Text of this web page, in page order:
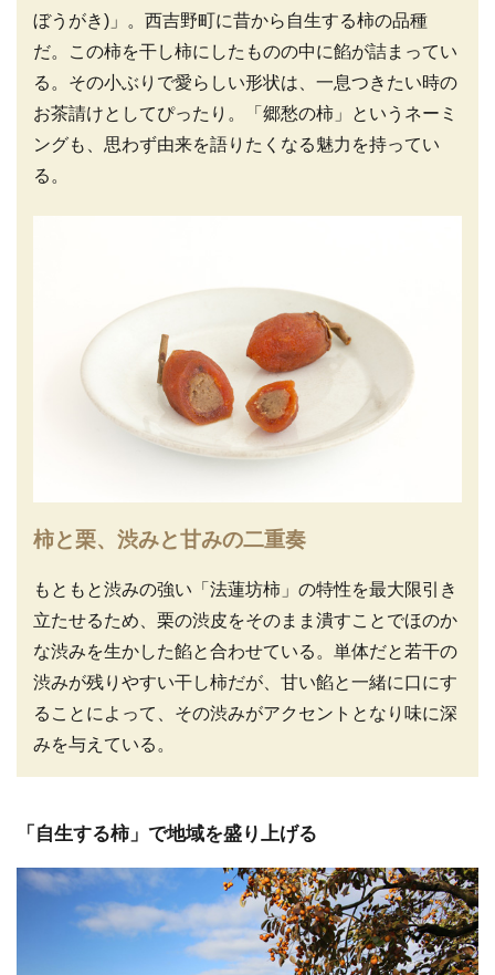
ぼうがき)」。西吉野町に昔から自生する柿の品種
だ。この柿を干し柿にしたものの中に餡が詰まってい
る。その小ぶりで愛らしい形状は、一息つきたい時の
お茶請けとしてぴったり。「郷愁の柿」というネーミ
ングも、思わず由来を語りたくなる魅力を持ってい
る。
柿と栗、渋みと甘みの二重奏
もともと渋みの強い「法蓮坊柿」の特性を最大限引き
立たせるため、栗の渋皮をそのまま潰すことでほのか
な渋みを生かした餡と合わせている。単体だと若干の
渋みが残りやすい干し柿だが、甘い餡と一緒に口にす
ることによって、その渋みがアクセントとなり味に深
みを与えている。
「自生する柿」で地域を盛り上げる